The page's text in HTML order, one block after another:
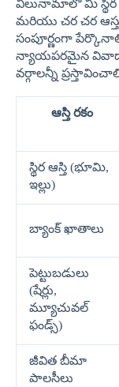
వీలునామాలో మీ స్థిర
మరియు చర చర
సంపూర్ణంగా
న్యాయపరమైన
వర్గాలన్నీ
ఆస్తి రకం
స్థిర ఆస్తి (భూమి,
ఇల్లు)
బ్యాంక్ ఖాతాలు
పెట్టుబడులు
(షేర్లు,
మ్యూచువల్
ఫండ్స్)
జీవిత బీమా
పాలసీలు